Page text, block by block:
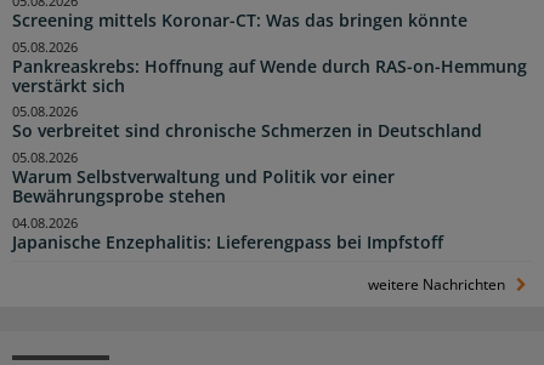
Screening mittels Koronar-CT: Was das bringen könnte
Pankreaskrebs: Hoffnung auf Wende durch RAS-on-Hemmung
verstärkt sich
05.08.2026
So verbreitet sind chronische Schmerzen in Deutschland
05.08.2026
Warum Selbstverwaltung und Politik vor einer
Bewährungsprobe stehen
05.08.2026
Japanische Enzephalitis: Lieferengpass bei Impfstoff
04.08.2026
weitere Nachrichten